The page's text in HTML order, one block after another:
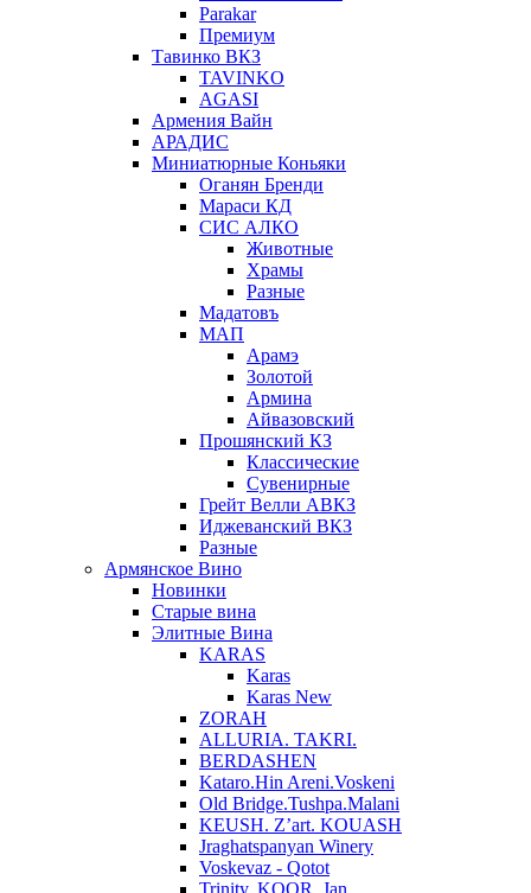
Parakar
Премиум
Тавинко ВКЗ
TAVINKO
AGASI
Армения Вайн
АРАДИС
Миниатюрные Коньяки
Оганян Бренди
Мараси КД
СИС АЛКО
Животные
Храмы
Разные
Мадатовъ
МАП
Арамэ
Золотой
Армина
Айвазовский
Прошянский КЗ
Классические
Сувенирные
Грейт Велли АВКЗ
Иджеванский ВКЗ
Разные
Армянское Вино
Новинки
Старые вина
Элитные Вина
KARAS
Karas
Karas New
ZORAH
ALLURIA. TAKRI.
BERDASHEN
Kataro.Hin Areni.Voskeni
Old Bridge.Tushpa.Malani
KEUSH. Z’art. KOUASH
Jraghatspanyan Winery
Voskevaz - Qotot
Trinity. KOOR. Jan